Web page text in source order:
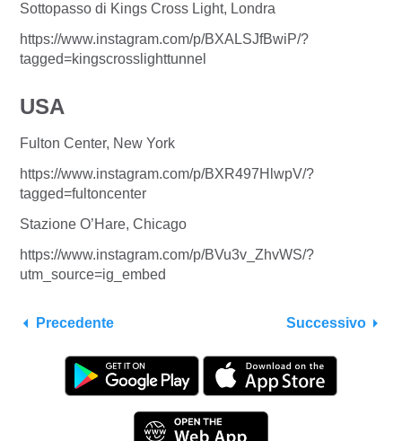
Sottopasso di Kings Cross Light, Londra
https://www.instagram.com/p/BXALSJfBwiP/?
tagged=kingscrosslighttunnel
USA
Fulton Center, New York
https://www.instagram.com/p/BXR497HlwpV/?
tagged=fultoncenter
Stazione O’Hare, Chicago
https://www.instagram.com/p/BVu3v_ZhvWS/?
utm_source=ig_embed
Precedente Successivo